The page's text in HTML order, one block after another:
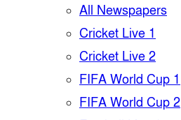
All Newspapers
Cricket Live 1
Cricket Live 2
FIFA World Cup 1
FIFA World Cup 2